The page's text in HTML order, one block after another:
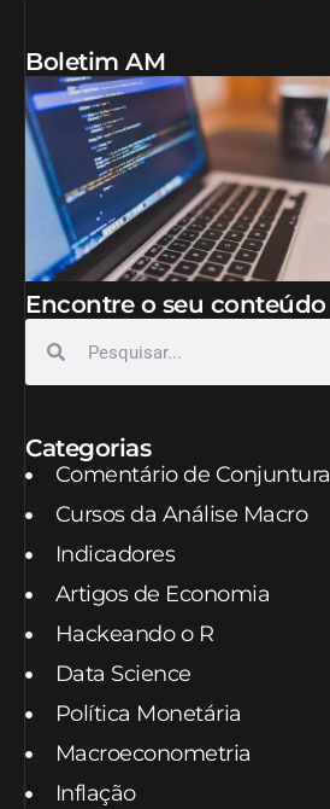
Boletim AM
Encontre o seu conteúdo
Categorias
Comentário de Conjuntura
Cursos da Análise Macro
Indicadores
Artigos de Economia
Hackeando o R
Data Science
Política Monetária
Macroeconometria
Inflação